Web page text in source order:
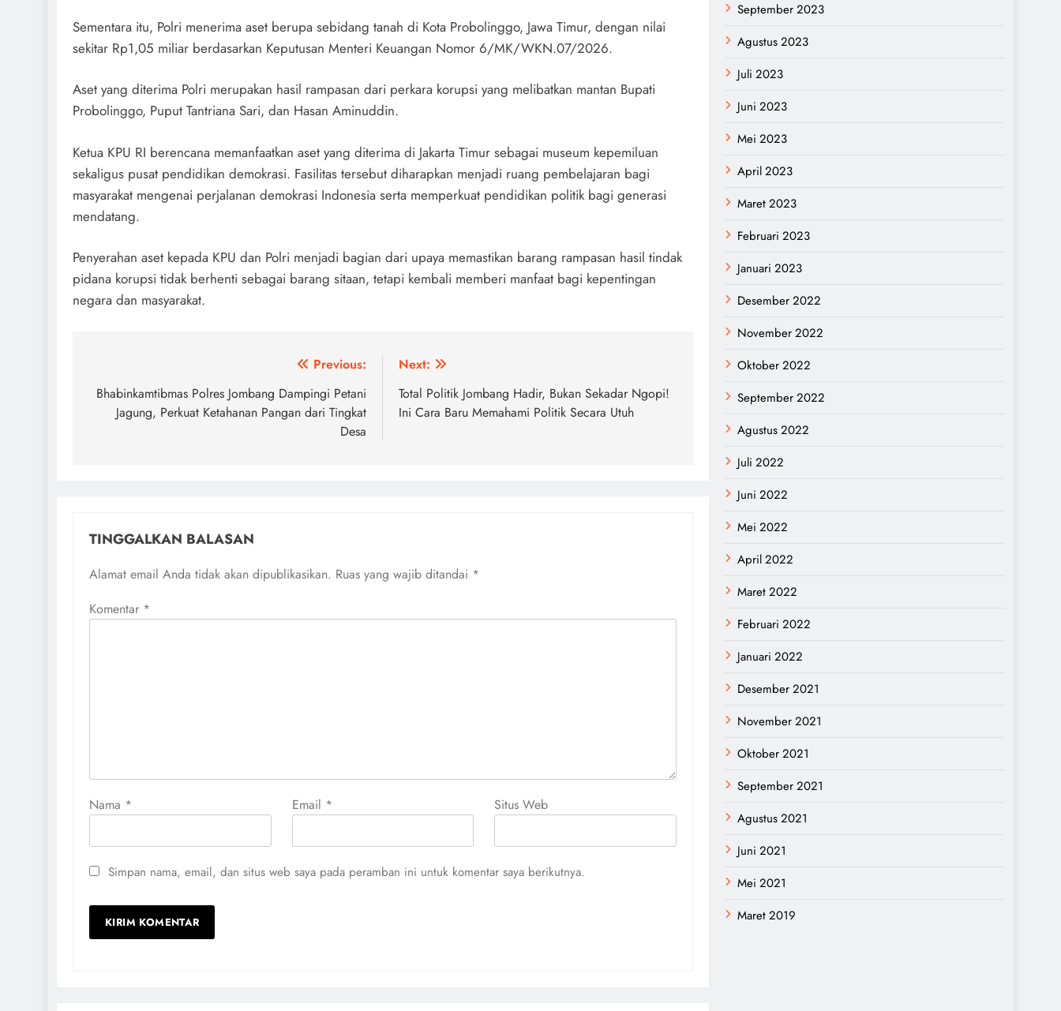
Sementara itu, Polri menerima aset berupa sebidang tanah di Kota Probolinggo, Jawa Timur, dengan nilai
sekitar Rp1,05 miliar berdasarkan Keputusan Menteri Keuangan Nomor 6/MK/WKN.07/2026.
Aset yang diterima Polri merupakan hasil rampasan dari perkara korupsi yang melibatkan mantan Bupati
Probolinggo, Puput Tantriana Sari, dan Hasan Aminuddin.
Ketua KPU RI berencana memanfaatkan aset yang diterima di Jakarta Timur sebagai museum kepemiluan
sekaligus pusat pendidikan demokrasi. Fasilitas tersebut diharapkan menjadi ruang pembelajaran bagi
masyarakat mengenai perjalanan demokrasi Indonesia serta memperkuat pendidikan politik bagi generasi
mendatang.
Penyerahan aset kepada KPU dan Polri menjadi bagian dari upaya memastikan barang rampasan hasil tindak
pidana korupsi tidak berhenti sebagai barang sitaan, tetapi kembali memberi manfaat bagi kepentingan
negara dan masyarakat.
pos
Previous:
Bhabinkamtibmas Polres Jombang Dampingi Petani
Jagung, Perkuat Ketahanan Pangan dari Tingkat
Desa
Next:
Total Politik Jombang Hadir, Bukan Sekadar Ngopi!
Ini Cara Baru Memahami Politik Secara Utuh
TINGGALKAN BALASAN
Alamat email Anda tidak akan dipublikasikan. Ruas yang wajib ditandai *
Komentar *
Nama * Email * Situs Web
Simpan nama, email, dan situs web saya pada peramban ini untuk komentar saya berikutnya.
September 2023
Agustus 2023
Juli 2023
Juni 2023
Mei 2023
April 2023
Maret 2023
Februari 2023
Januari 2023
Desember 2022
November 2022
Oktober 2022
September 2022
Agustus 2022
Juli 2022
Juni 2022
Mei 2022
April 2022
Maret 2022
Februari 2022
Januari 2022
Desember 2021
November 2021
Oktober 2021
September 2021
Agustus 2021
Juni 2021
Mei 2021
Maret 2019